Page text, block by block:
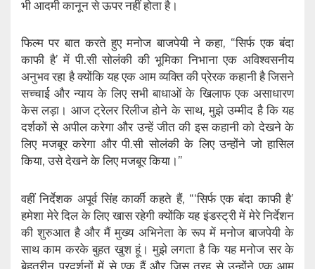
भी आदमी कानून से ऊपर नहीं होता है।
फिल्म पर बात करते हुए मनोज बाजपेयी ने कहा, “सिर्फ एक बंदा
काफी है’ में पी.सी सोलंकी की भूमिका निभाना एक अविश्वसनीय
अनुभव रहा है क्योंकि यह एक आम व्यक्ति की प्रेरक कहानी है जिसने
सच्चाई और न्याय के लिए सभी बाधाओं के खिलाफ एक असाधारण
केस लड़ा। आज ट्रेलर रिलीज होने के साथ, मुझे उम्मीद है कि यह
दर्शकों से अपील करेगा और उन्हें जीत की इस कहानी को देखने के
लिए मजबूर करेगा और पी.सी सोलंकी के लिए उन्होंने जो हासिल
किया, उसे देखने के लिए मजबूर किया।”
वहीं निर्देशक अपूर्व सिंह कार्की कहते हैं, “‘सिर्फ एक बंदा काफी है’
हमेशा मेरे दिल के लिए खास रहेगी क्योंकि यह इंडस्ट्री में मेरे निर्देशन
की शुरुआत है और मैं मुख्य अभिनेता के रूप में मनोज बाजपेयी के
साथ काम करके बुहत खुश हूं। मुझे लगता है कि यह मनोज सर के